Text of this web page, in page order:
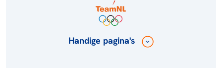
Handige pagina's